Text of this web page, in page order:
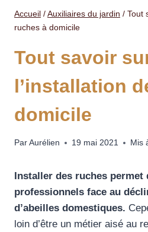
Accueil /Auxiliaires du jardin / Tout
ruches à domicile
Tout savoir
l’installation
domicile
Par Aurélien 19 mai 2021 Mis
Installer des ruches
professionnels face au
d’abeilles domestiques.
loin d’être un métier aisé au